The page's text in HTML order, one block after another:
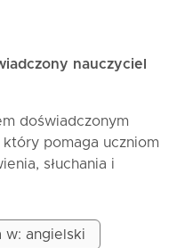
nauczyciel
doświadczonym
pomaga uczniom
słuchania i
Specjalizuję
lekcje praktyczne,
w: angielski